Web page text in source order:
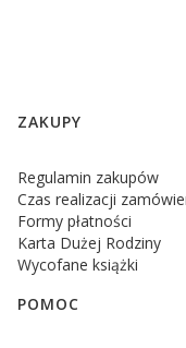
Linki w stopce
ZAKUPY
Regulamin zakupów
Czas realizacji
Formy płatności
Karta Dużej Rodziny
Wycofane książki
POMOC